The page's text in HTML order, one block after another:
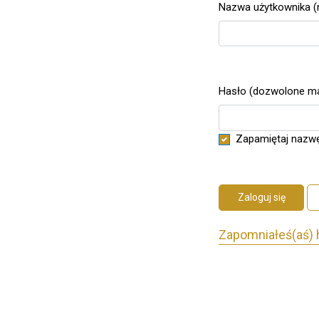
Nazwa użytkownika
Wymagane
Hasło (dozwolone
Wymagane
Zapamiętaj
Zaloguj się
Zapomniałeś(aś)